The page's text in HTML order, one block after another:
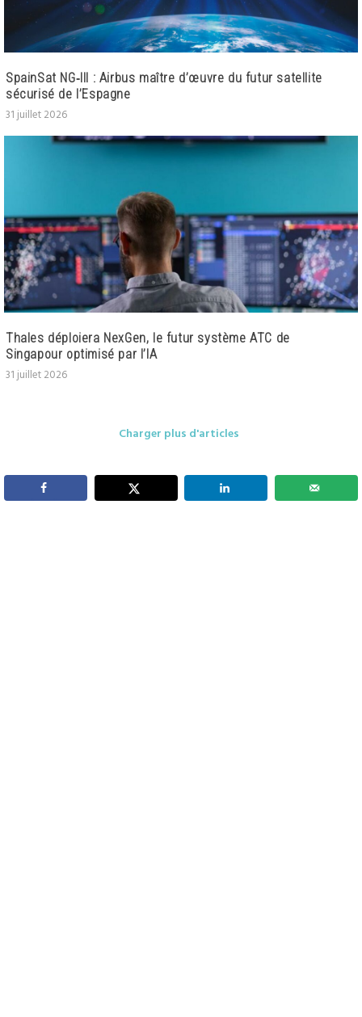
SpainSat NG‑III : Airbus maître d’œuvre du futur satellite
sécurisé de l’Espagne
31 juillet 2026
Thales déploiera NexGen, le futur système ATC de
Singapour optimisé par l’IA
31 juillet 2026
Charger plus d'articles